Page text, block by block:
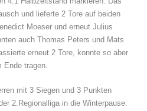
und lieferte 2 Tore auf beiden
Moeser und erneut Julius
auch Thomas Peters und Mats
erneut 2 Tore, konnte so aber
Ende tragen.
mit 3 Siegen und 3 Punkten
2.Regionalliga in die Winterpause.